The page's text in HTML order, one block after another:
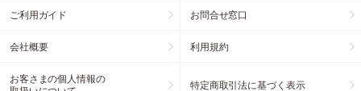
ご利用ガイド お問合せ窓口
会社概要 利用規約
お客さまの個人情報の
特定商取引法に基づく表示